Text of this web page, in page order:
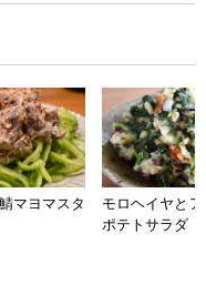
マヨマスタ
モロヘイヤと
ポテトサラダ